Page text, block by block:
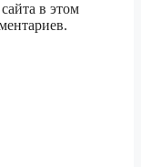
в этом